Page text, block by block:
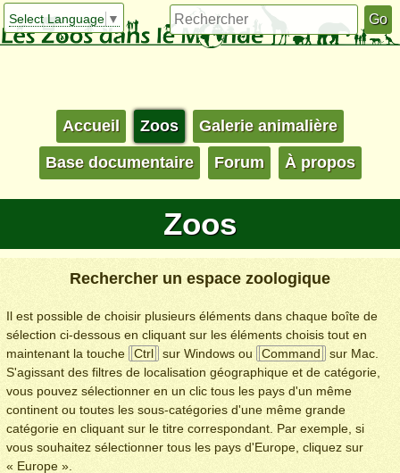
Select Language ▼
Accueil Zoos Galerie animalière
Base documentaire Forum À propos
Zoos
Rechercher un espace zoologique
Il est possible de choisir plusieurs éléments dans chaque boîte de
sélection ci-dessous en cliquant sur les éléments choisis tout en
maintenant la touche
Ctrl sur Windows ou Command
sur Mac.
S'agissant des filtres de localisation géographique et de catégorie,
vous pouvez sélectionner en un clic tous les pays d'un même
continent ou toutes les sous-catégories d'une même grande
catégorie en cliquant sur le titre correspondant. Par exemple, si
vous souhaitez sélectionner tous les pays d'Europe, cliquez sur
« Europe ».